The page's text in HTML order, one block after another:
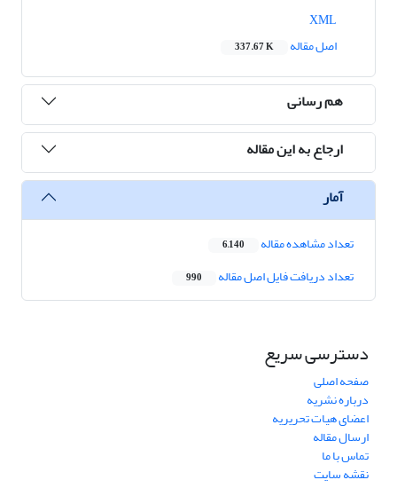
اصل مقاله
337.67 K
هم رسانی
ارجاع به این مقاله
آمار
تعداد مشاهده مقاله 6,140
تعداد دریافت فایل اصل مقاله 990
دسترسی سریع
صفحه اصلی
درباره نشریه
اعضای هیات تحریریه
ارسال مقاله
تماس با ما
نقشه سایت